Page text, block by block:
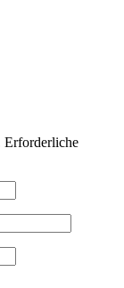
Erforderliche